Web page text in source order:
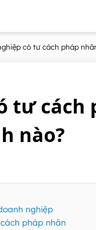
có tư cách pháp
tư cách
nào?
nghiệp
pháp nhân